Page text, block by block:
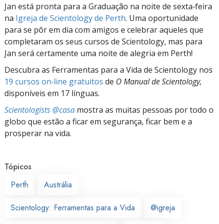
Jan está pronta para a Graduação na noite de sexta‑feira
na Igreja de Scientology de Perth. Uma oportunidade
para se pôr em dia com amigos e celebrar aqueles que
completaram os seus cursos de Scientology, mas para
Jan será certamente uma noite de alegria em Perth!
Descubra as Ferramentas para a Vida de Scientology nos
19 cursos on‑line gratuitos de O Manual de Scientology,
disponíveis em 17 línguas.
Scientologists @casa mostra as muitas pessoas por todo o
globo que estão a ficar em segurança, ficar bem e a
prosperar na vida.
Tópicos
Perth
Austrália
Scientology: Ferramentas para a Vida @igreja